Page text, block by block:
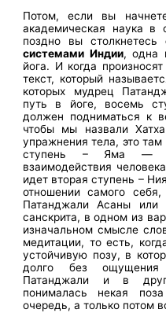
Потом, если вы
академическая наука в
поздно вы столкнетесь
системами Индии, одна
йога. И когда
текст, который
которых мудрец
путь в йоге, восемь
должен подниматься к
чтобы мы назвали
упражнения тела, это
ступень – Яма —
взаимодействия
идет вторая ступень –
отношении самого
Патанджали Асаны
санскрита, в одном из
изначальном смысле
медитации, то есть,
устойчивую позу, в
долго без ощущения
Патанджали и в
понималась некая
очередь, а только потом